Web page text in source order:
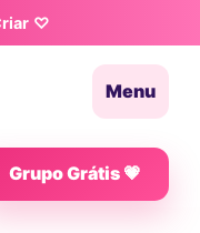
♡
Menu
Grupo Grátis 💗